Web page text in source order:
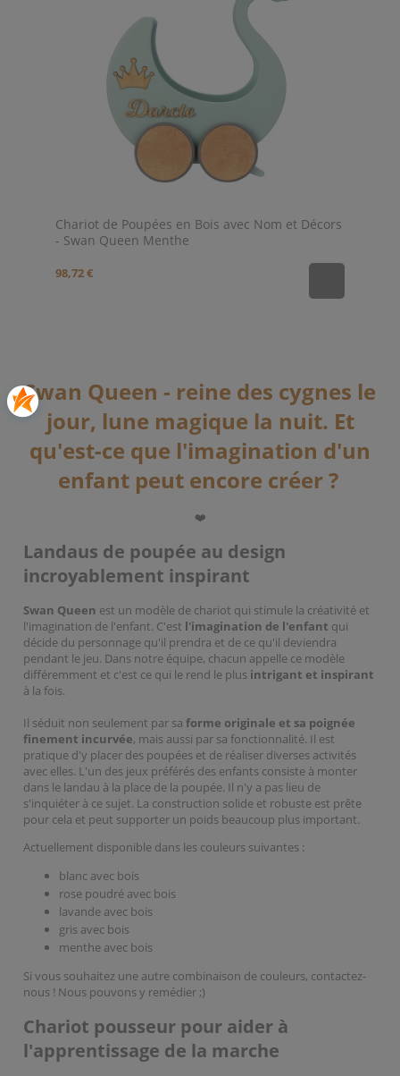
Chariot de Poupées en Bois avec Nom et Décors
- Swan Queen Menthe
98,72 €
Swan Queen - reine des cygnes le
jour, lune magique la nuit. Et
qu'est-ce que l'imagination d'un
enfant peut encore créer ?
❤️
Landaus de poupée au design
incroyablement inspirant
Swan Queen est un modèle de chariot qui stimule la créativité et
l'imagination de l'enfant. C'est l'imagination de l'enfant qui
décide du personnage qu'il prendra et de ce qu'il deviendra
pendant le jeu. Dans notre équipe, chacun appelle ce modèle
différemment et c'est ce qui le rend le plus intrigant et inspirant
à la fois.
Il séduit non seulement par sa forme originale et sa poignée
finement incurvée, mais aussi par sa fonctionnalité. Il est
pratique d'y placer des poupées et de réaliser diverses activités
avec elles. L'un des jeux préférés des enfants consiste à monter
dans le landau à la place de la poupée. Il n'y a pas lieu de
s'inquiéter à ce sujet. La construction solide et robuste est prête
pour cela et peut supporter un poids beaucoup plus important.
Actuellement disponible dans les couleurs suivantes :
blanc avec bois
rose poudré avec bois
lavande avec bois
gris avec bois
menthe avec bois
Si vous souhaitez une autre combinaison de couleurs, contactez-
nous ! Nous pouvons y remédier ;)
Chariot pousseur pour aider à
l'apprentissage de la marche